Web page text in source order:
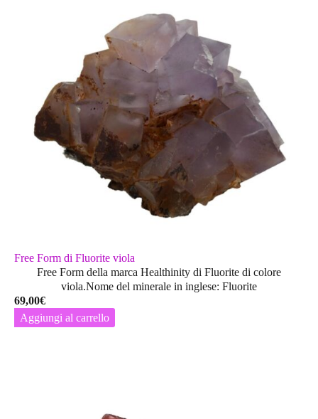
Free Form di Fluorite viola
Free Form della marca Healthinity di Fluorite di colore
viola.Nome del minerale in inglese: Fluorite
69,00€
Aggiungi al carrello